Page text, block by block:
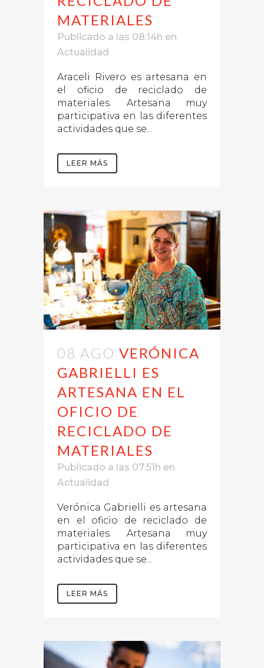
MATERIALES
Publicado a las 08:14h en
Actualidad
Araceli Rivero es artesana en
el oficio de reciclado de
materiales. Artesana muy
participativa en las diferentes
actividades que se...
LEER MÁS
08 AGO VERÓNICA
GABRIELLI ES
ARTESANA EN EL
OFICIO DE
RECICLADO DE
MATERIALES
Publicado a las 07:51h en
Actualidad
Verónica Gabrielli es artesana
en el oficio de reciclado de
materiales. Artesana muy
participativa en las diferentes
actividades que se...
LEER MÁS